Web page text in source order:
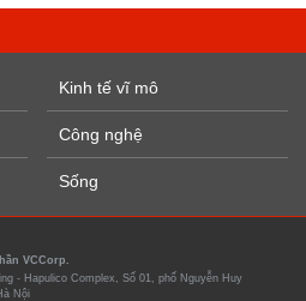
Kinh tế vĩ mô
Công nghệ
Sống
VCCorp.
- Hapulico Complex, Số 01, phố Nguyễn Huy
Nội